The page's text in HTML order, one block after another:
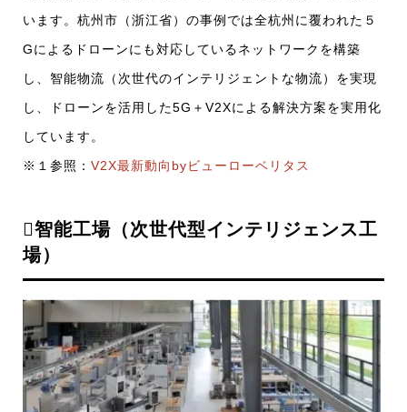
います。杭州市（浙江省）の事例では全杭州に覆われた５
Gによるドローンにも対応しているネットワークを構築
し、智能物流（次世代のインテリジェントな物流）を実現
し、ドローンを活用した5G＋V2Xによる解決方案を実用化
しています。
※１参照： V2X最新動向byビューローベリタス
智能工場（次世代型インテリジェンス工
場）